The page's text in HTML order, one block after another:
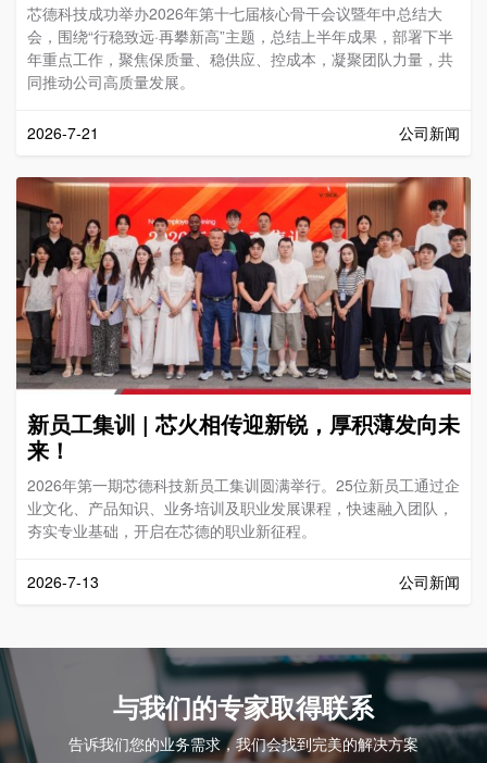
芯德科技成功举办2026年第十七届核心骨干会议暨年中总结大
会，围绕“行稳致远·再攀新高”主题，总结上半年成果，部署下半
年重点工作，聚焦保质量、稳供应、控成本，凝聚团队力量，共
同推动公司高质量发展。
2026-7-21 公司新闻
新员工集训 | 芯火相传迎新锐，厚积薄发向未
来！
2026年第一期芯德科技新员工集训圆满举行。25位新员工通过企
业文化、产品知识、业务培训及职业发展课程，快速融入团队，
夯实专业基础，开启在芯德的职业新征程。
2026-7-13 公司新闻
与我们的专家取得联系
告诉我们您的业务需求，我们会找到完美的解决方案